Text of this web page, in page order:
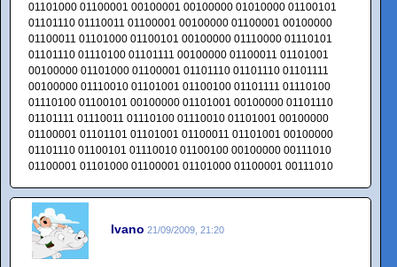
01101000 01100001 00100001 00100000 01010000 01100101
01101110 01110011 01100001 00100000 01100001 00100000
01100011 01101000 01100101 00100000 01110000 01110101
01101110 01110100 01101111 00100000 01100011 01101001
00100000 01101000 01100001 01101110 01101110 01101111
00100000 01110010 01101001 01100100 01101111 01110100
01110100 01100101 00100000 01101001 00100000 01101110
01101111 01110011 01110100 01110010 01101001 00100000
01100001 01101101 01101001 01100011 01101001 00100000
01101110 01100101 01110010 01100100 00100000 00111010
01100001 01101000 01100001 01101000 01100001 00111010
Ivano 21/09/2009, 21:20